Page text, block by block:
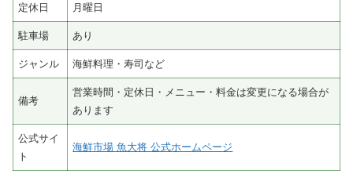
定休日 月曜日
駐車場 あり
ジャンル 海鮮料理・寿司など
備考
営業時間・定休日・メニュー・料金は変更になる場合が
あります
公式サイ
ト
海鮮市場 魚大将 公式ホームページ